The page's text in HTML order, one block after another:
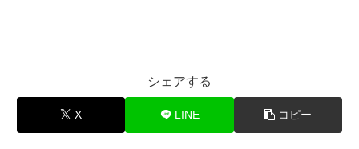
シェアする
X LINE コピー